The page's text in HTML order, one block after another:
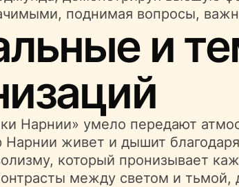
поднимая вопросы,
и
Нарнии» умело передают
живет и дышит
который пронизывает
между светом и тьмой,